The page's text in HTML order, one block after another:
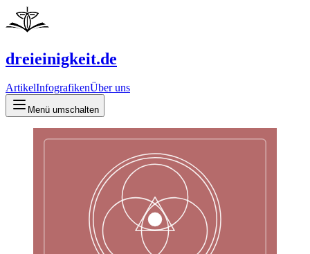
dreieinigkeit.de
ArtikelInfografikenÜber uns
Menü umschalten